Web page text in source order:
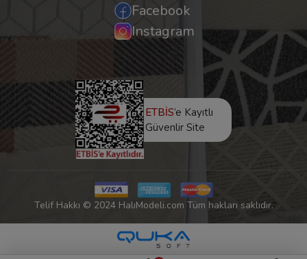
Facebook
Instagram
ETBİS’e Kayıtlı
Güvenlir Site
Telif Hakkı © 2024 HalıModeli.com Tüm hakları saklıdır.